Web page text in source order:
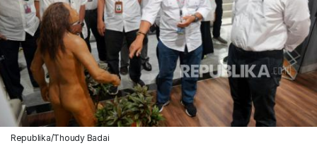
Republika/Thoudy Badai